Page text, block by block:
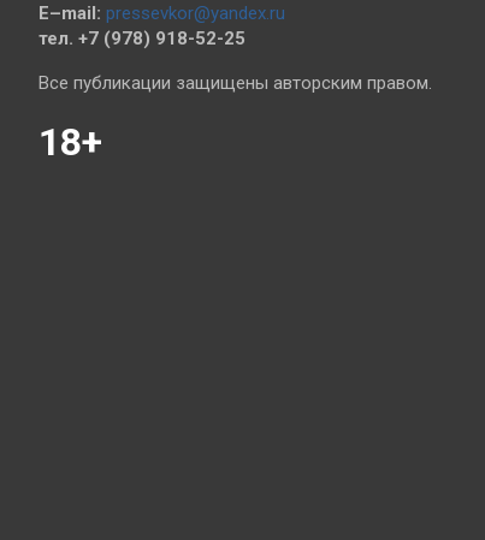
E–mail: pressevkor@yandex.ru
тел. +7 (978) 918-52-25
Все публикации защищены авторским правом.
18+